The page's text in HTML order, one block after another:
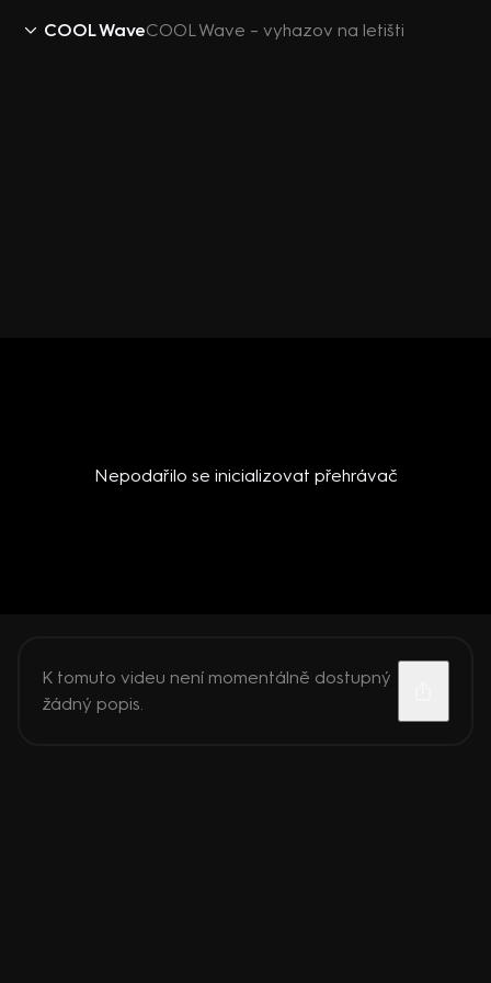
COOL WaveCOOL Wave – vyhazov na letišti
Nepodařilo se inicializovat přehrávač
K tomuto videu není momentálně dostupný
žádný popis.